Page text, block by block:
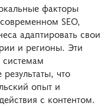
факторы
SEO,
адаптировать свои
и регионы. Эти
что
опыт и
с контентом.